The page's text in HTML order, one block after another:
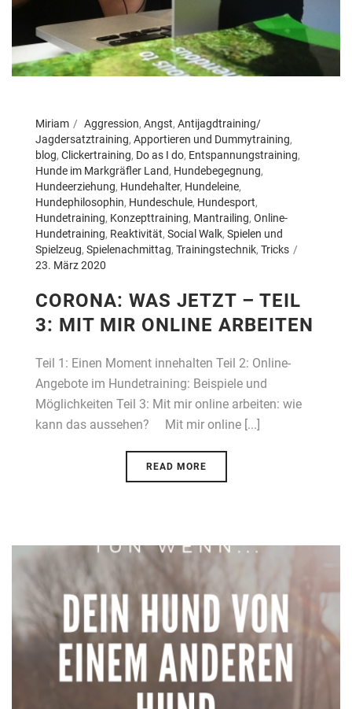
Miriam Aggression, Angst, Antijagdtraining/
Jagdersatztraining, Apportieren und Dummytraining,
blog, Clickertraining, Do as I do, Entspannungstraining,
Hunde im Markgräfler Land, Hundebegegnung,
Hundeerziehung, Hundehalter, Hundeleine,
Hundephilosophin, Hundeschule, Hundesport,
Hundetraining, Konzepttraining, Mantrailing, Online-
Hundetraining, Reaktivität, Social Walk, Spielen und
Spielzeug, Spielenachmittag, Trainingstechnik, Tricks
23. März 2020
CORONA: WAS JETZT – TEIL
3: MIT MIR ONLINE ARBEITEN
Teil 1: Einen Moment innehalten Teil 2: Online-
Angebote im Hundetraining: Beispiele und
Möglichkeiten Teil 3: Mit mir online arbeiten: wie
kann das aussehen? Mit mir online [...]
READ MORE